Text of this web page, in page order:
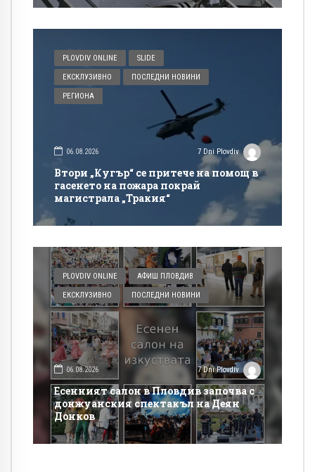
PLOVDIV ONLINE SLIDE
ЕКСКЛУЗИВНО ПОСЛЕДНИ НОВИНИ
РЕГИОНА
06.08.2026 7 Dni Plovdiv
Втори „Кугър“ се притече на помощ в
гасенето на пожара покрай
магистрала „Тракия“
PLOVDIV ONLINE АФИШ ПЛОВДИВ
ЕКСКЛУЗИВНО ПОСЛЕДНИ НОВИНИ
06.08.2026 7 Dni Plovdiv
Есенният салон в Пловдив започва с
донжуанския спектакъл на Деян
Донков